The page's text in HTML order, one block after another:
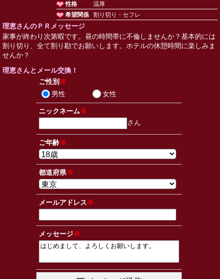
性格
温厚
希望関係
割り切り・セフレ
理恵さんのＰＲメッセージ
家事が終わり次第暇です。昼の時間帯に不倫しませんか？基本的には
割り切り、全て割り勘でお願いします。ホテルの休憩時間に楽しみま
せんか？
理恵さんとメール交換！